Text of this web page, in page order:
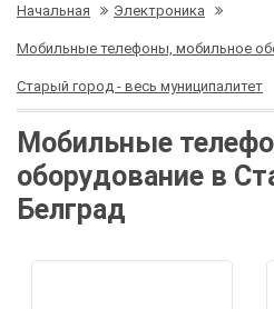
Начальная Электроника
Мобильные телефоны, мобильное
Старый город - весь муниципалитет
Мобильные
оборудование в
Белград